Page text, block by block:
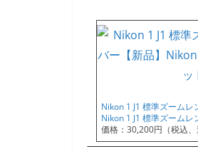
Nikon 1 J1 標準ズームレ
Nikon 1 J1 標準ズーム
価格：30,200円（税込、